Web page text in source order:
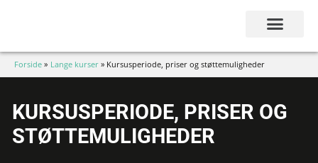
Forside Lange kurser Kursusperiode, priser og støttemuligheder
KURSUSPERIODE, PRISER OG
STØTTEMULIGHEDER